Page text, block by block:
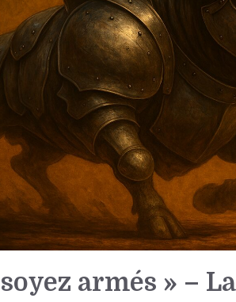
armés » –